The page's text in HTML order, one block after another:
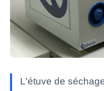
L'étuve de